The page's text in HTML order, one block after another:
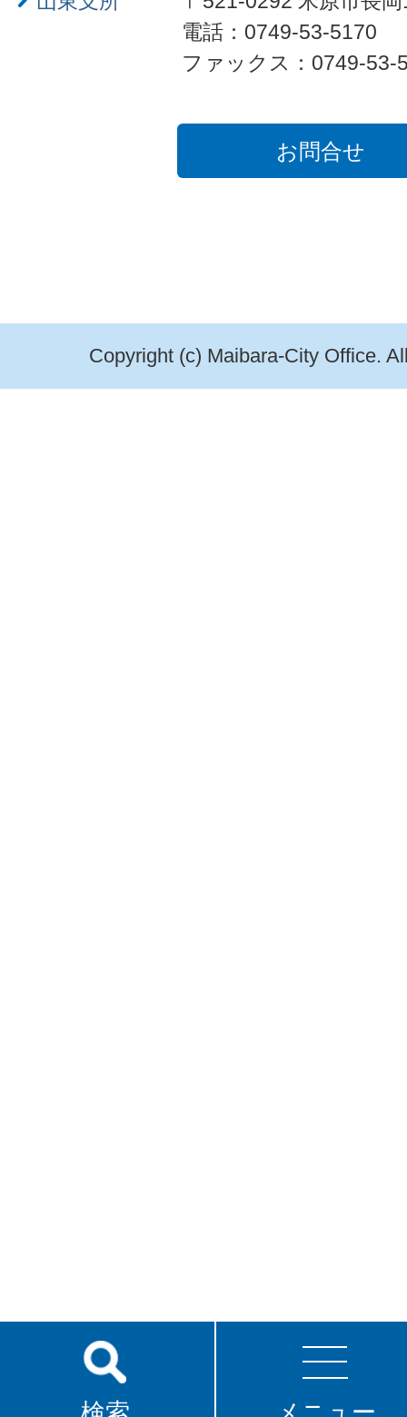
電話：0749-53-5170
ファックス：0749-53-
お問合せ
Copyright (c) Maibara-City Office.